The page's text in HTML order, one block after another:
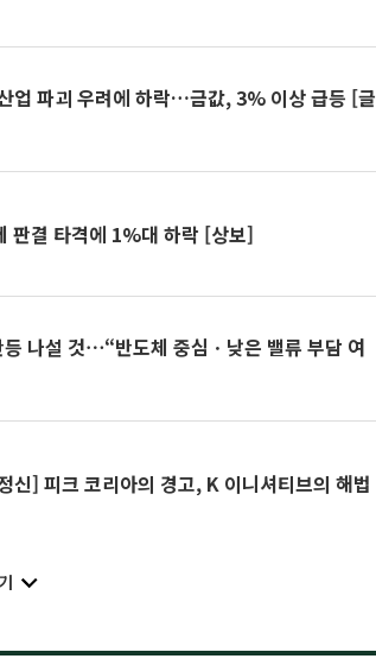
업 파괴 우려에 하락…금값, 3% 이상 급등 [글
판결 타격에 1%대 하락 [상보]
나설 것⋯“반도체 중심ㆍ낮은 밸류 부담 여
신] 피크 코리아의 경고, K 이니셔티브의 해법